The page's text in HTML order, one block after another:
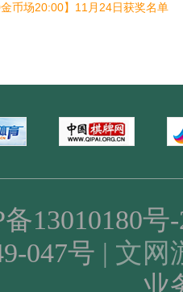
金币场20:00】11月24日获奖名单
13010180
047号 | 文网
业